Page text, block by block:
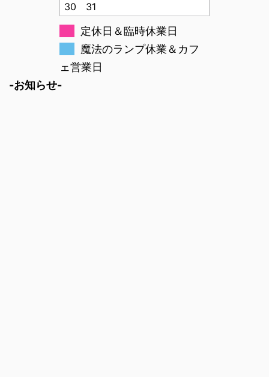
30
31
定休日＆臨時休業日
魔法のランプ休業＆カフ
ェ営業日
-お知らせ-